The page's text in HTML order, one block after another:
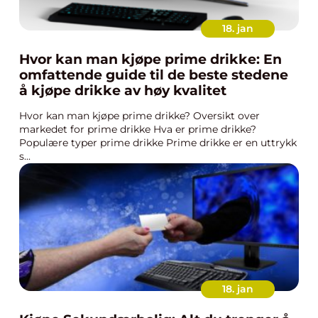
18. jan
Hvor kan man kjøpe prime drikke: En
omfattende guide til de beste stedene
å kjøpe drikke av høy kvalitet
Hvor kan man kjøpe prime drikke? Oversikt over
markedet for prime drikke Hva er prime drikke?
Populære typer prime drikke Prime drikke er en uttrykk
s...
18. jan